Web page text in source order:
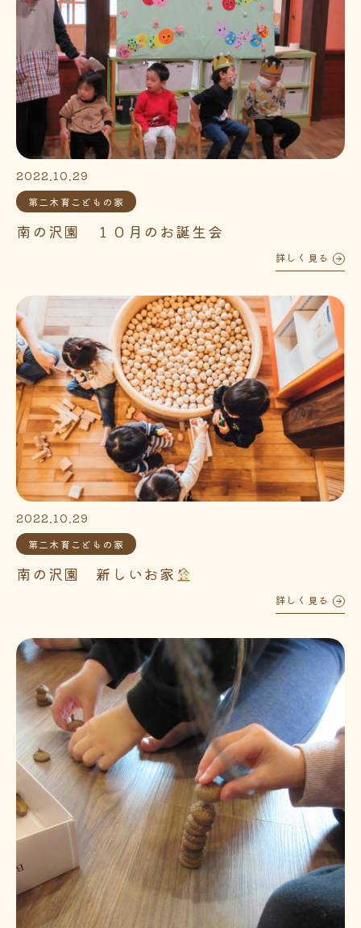
2022.10.29
第二木育こどもの家
南の沢園 １０月のお誕生会
詳しく見る
2022.10.29
第二木育こどもの家
南の沢園 新しいお家
詳しく見る